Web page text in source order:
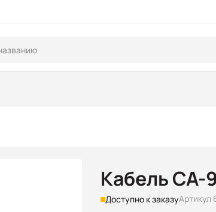
Кабель CA-
Доступно к заказуАртикул